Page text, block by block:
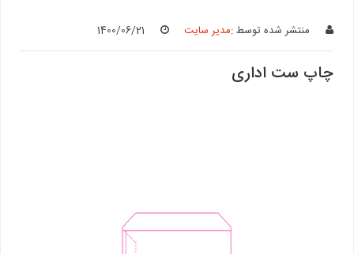
منتشر شده توسط :مدیر سایت 1400/06/21
چاپ ست اداری